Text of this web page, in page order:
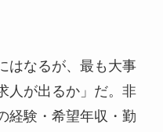
はなるが、最も大事
人が出るか」だ。非
経験・希望年収・勤